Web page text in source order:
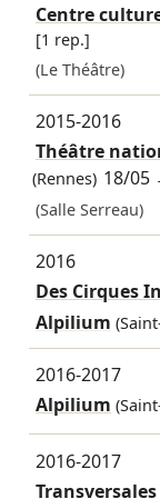
Centre
[1 rep.]
(Le Théâtre)
2015-2016
Théâtre
(Rennes) 18/05
(Salle Serreau)
2016
Des Cirques
Alpilium
2016-2017
Alpilium
2016-2017
Transversales